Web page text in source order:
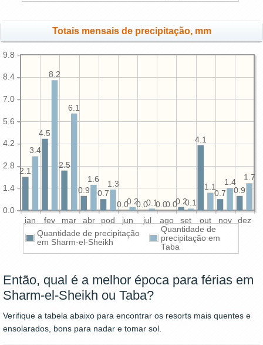
Totais mensais de precipitação, mm
jan fev mar abr pod jun jul ago set out nov dez
0.0
1.4
2.8
4.2
5.6
7.0
8.4
9.8
0.9
0.7
4.1
0.2
0.0
0.0
0.0
0.7
0.9
2.5
4.5
2.1
1.7
1.4
1.1
0.1
0.0
0.1
0.2
1.3
1.6
6.1
8.2
3.4
Quantidade de precipitação
em Sharm-el-Sheikh
Quantidade de
precipitação em
Taba
Então, qual é a melhor época para férias em
Sharm-el-Sheikh ou Taba?
Verifique a tabela abaixo para encontrar os resorts mais quentes e
ensolarados, bons para nadar e tomar sol.